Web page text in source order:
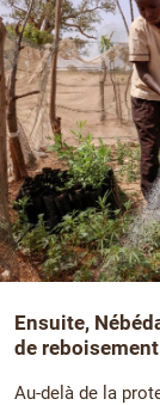
Ensuite,
de
Au-delà de la